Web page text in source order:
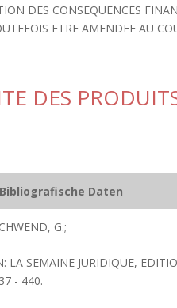
DES CONSEQUENCES
ETRE AMENDEE AU
DES
Daten
G.;
LA SEMAINE JURIDIQUE,
- 440.